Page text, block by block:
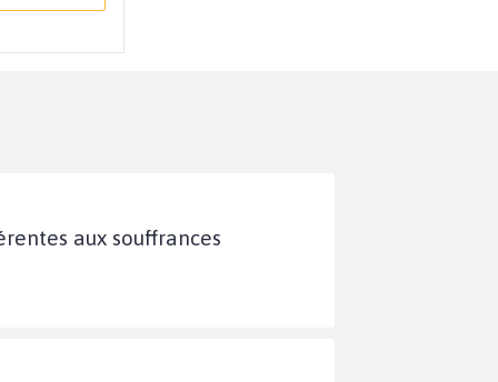
aux souffrances